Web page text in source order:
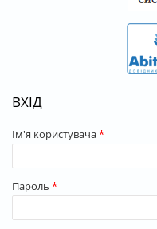
ВХІД
Ім'я користувача*
Пароль *